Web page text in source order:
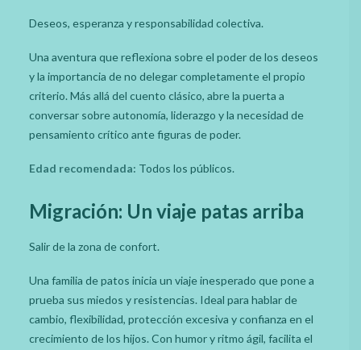
Deseos, esperanza y responsabilidad colectiva.
Una aventura que reflexiona sobre el poder de los deseos
y la importancia de no delegar completamente el propio
criterio. Más allá del cuento clásico, abre la puerta a
conversar sobre autonomía, liderazgo y la necesidad de
pensamiento crítico ante figuras de poder.
Edad recomendada: Todos los públicos.
Migración: Un viaje patas arriba
Salir de la zona de confort.
Una familia de patos inicia un viaje inesperado que pone a
prueba sus miedos y resistencias. Ideal para hablar de
cambio, flexibilidad, protección excesiva y confianza en el
crecimiento de los hijos. Con humor y ritmo ágil, facilita el